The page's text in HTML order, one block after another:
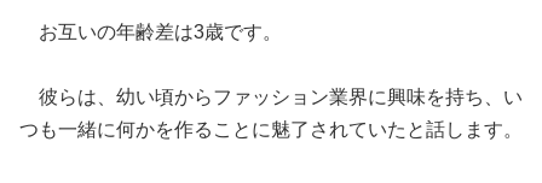
お互いの年齢差は3歳です。
彼らは、幼い頃からファッション業界に興味を持ち、い
つも一緒に何かを作ることに魅了されていたと話します。